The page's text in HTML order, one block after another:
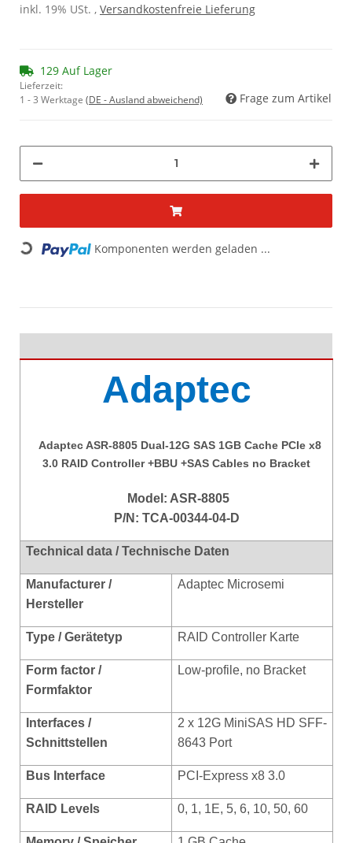
inkl. 19% USt. , Versandkostenfreie Lieferung
129 Auf Lager
Lieferzeit:
1 - 3 Werktage (DE - Ausland abweichend) Frage zum Artikel
Loading... Komponenten werden geladen ...
Adaptec
Adaptec ASR-8805 Dual-12G SAS 1GB Cache PCIe x8
3.0 RAID Controller +BBU +SAS Cables no Bracket
Model: ASR-8805
P/N: TCA-00344-04-D
Technical data / Technische Daten
Manufacturer /
Hersteller
Adaptec Microsemi
Type / Gerätetyp RAID Controller Karte
Form factor /
Formfaktor
Low-profile, no Bracket
Interfaces /
Schnittstellen
2 x 12G MiniSAS HD SFF-
8643 Port
Bus Interface PCI-Express x8 3.0
RAID Levels 0, 1, 1E, 5, 6, 10, 50, 60